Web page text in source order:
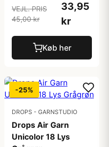
VEJL. PRIS
45,00 kr
33,95
kr
Køb her
-25%
DROPS - GARNSTUDIO
Drops Air Garn
Unicolor 18 Lys